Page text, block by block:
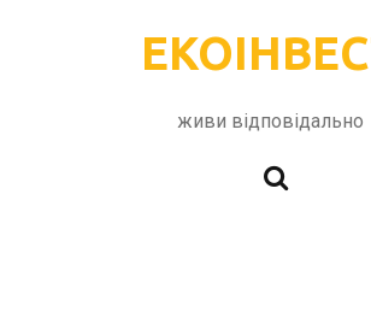
живи відповідально